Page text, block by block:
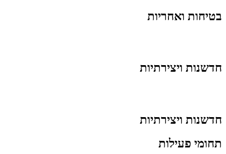
בטיחות ואחריות
חדשנות ויצירתיות
חדשנות ויצירתיות
תחומי פעילות